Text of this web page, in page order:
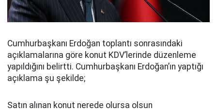
Cumhurbaşkanı Erdoğan toplantı sonrasındaki
açıklamalarına göre konut KDV’lerinde düzenleme
yapıldığını belirtti. Cumhurbaşkanı Erdoğan’ın yaptığı
açıklama şu şekilde;
Satın alınan konut nerede olursa olsun